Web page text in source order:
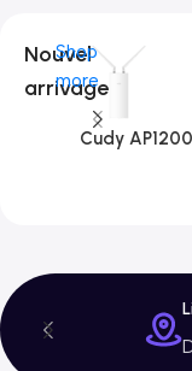
Nouvel
arrivage
Shop
more
Cudy